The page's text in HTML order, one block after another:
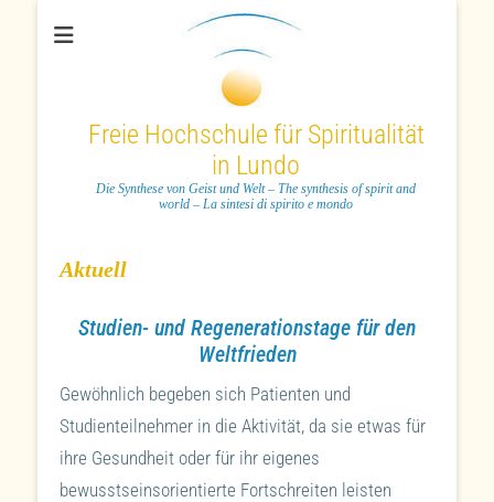
Freie Hochschule für Spiritualität
in Lundo
Die Synthese von Geist und Welt – The synthesis of spirit and
world – La sintesi di spirito e mondo
Aktuell
Studien- und Regenerationstage für den
Weltfrieden
Gewöhnlich begeben sich Patienten und
Studienteilnehmer in die Aktivität, da sie etwas für
ihre Gesundheit oder für ihr eigenes
bewusstseinsorientierte Fortschreiten leisten